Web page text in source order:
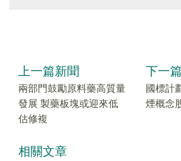
上一篇新聞
兩部門鼓勵原料藥高質量
發展 製藥板塊或迎來低
估修複
下一
國標計
煙概念
相關文章